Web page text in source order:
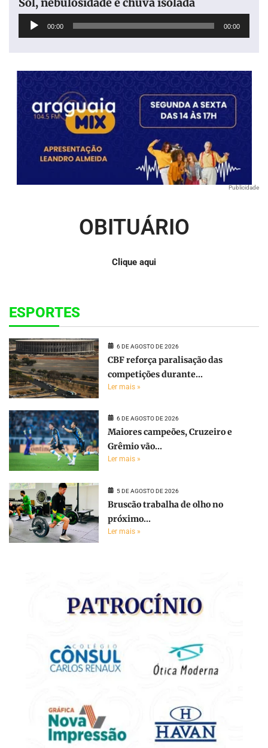
Sol, nebulosidade e chuva isolada
Tocador
00:00 00:00
Publicidade
OBITUÁRIO
Clique aqui
ESPORTES
6 DE AGOSTO DE 2026
CBF reforça paralisação das
competições durante...
Ler mais »
6 DE AGOSTO DE 2026
Maiores campeões, Cruzeiro e
Grêmio vão...
Ler mais »
5 DE AGOSTO DE 2026
Bruscão trabalha de olho no
próximo...
Ler mais »